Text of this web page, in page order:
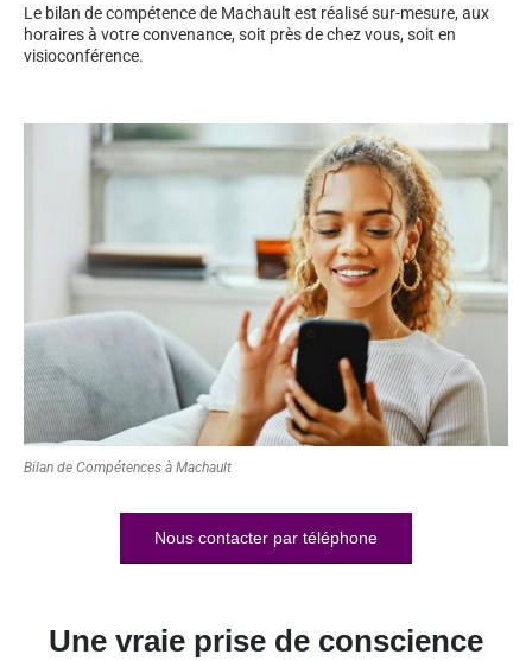
Le bilan de compétence de Machault est réalisé sur-mesure, aux
horaires à votre convenance, soit près de chez vous, soit en
visioconférence.
Bilan de Compétences à Machault
Nous contacter par téléphone
Une vraie prise de conscience